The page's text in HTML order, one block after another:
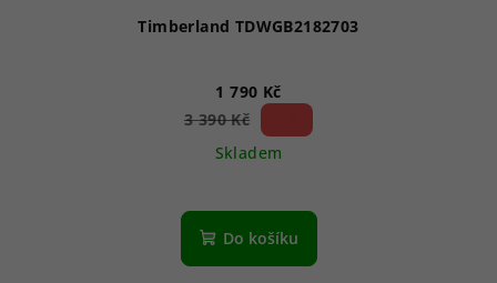
Timberland TDWGB2182703
1 790 Kč
3 390 Kč
Skladem
Do košíku